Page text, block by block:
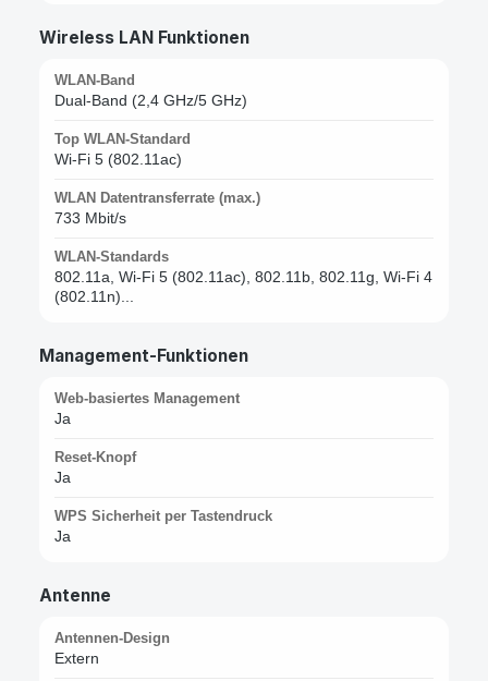
Wireless LAN Funktionen
WLAN-Band
Dual-Band (2,4 GHz/5 GHz)
Top WLAN-Standard
Wi-Fi 5 (802.11ac)
WLAN Datentransferrate (max.)
733 Mbit/s
WLAN-Standards
802.11a, Wi-Fi 5 (802.11ac), 802.11b, 802.11g, Wi-Fi 4
(802.11n)...
Management-Funktionen
Web-basiertes Management
Ja
Reset-Knopf
Ja
WPS Sicherheit per Tastendruck
Ja
Antenne
Antennen-Design
Extern